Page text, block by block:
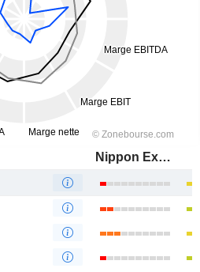
Nippon Express Holdings, Inc.